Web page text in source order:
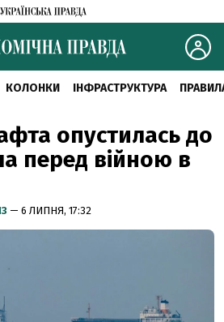
КОЛОНКИ ІНФРАСТРУКТУРА
опустилась до
перед війною в
— 6 ЛИПНЯ, 17:32